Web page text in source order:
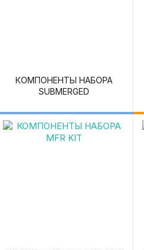
КОМПОНЕНТЫ НАБОРА
SUBMERGED